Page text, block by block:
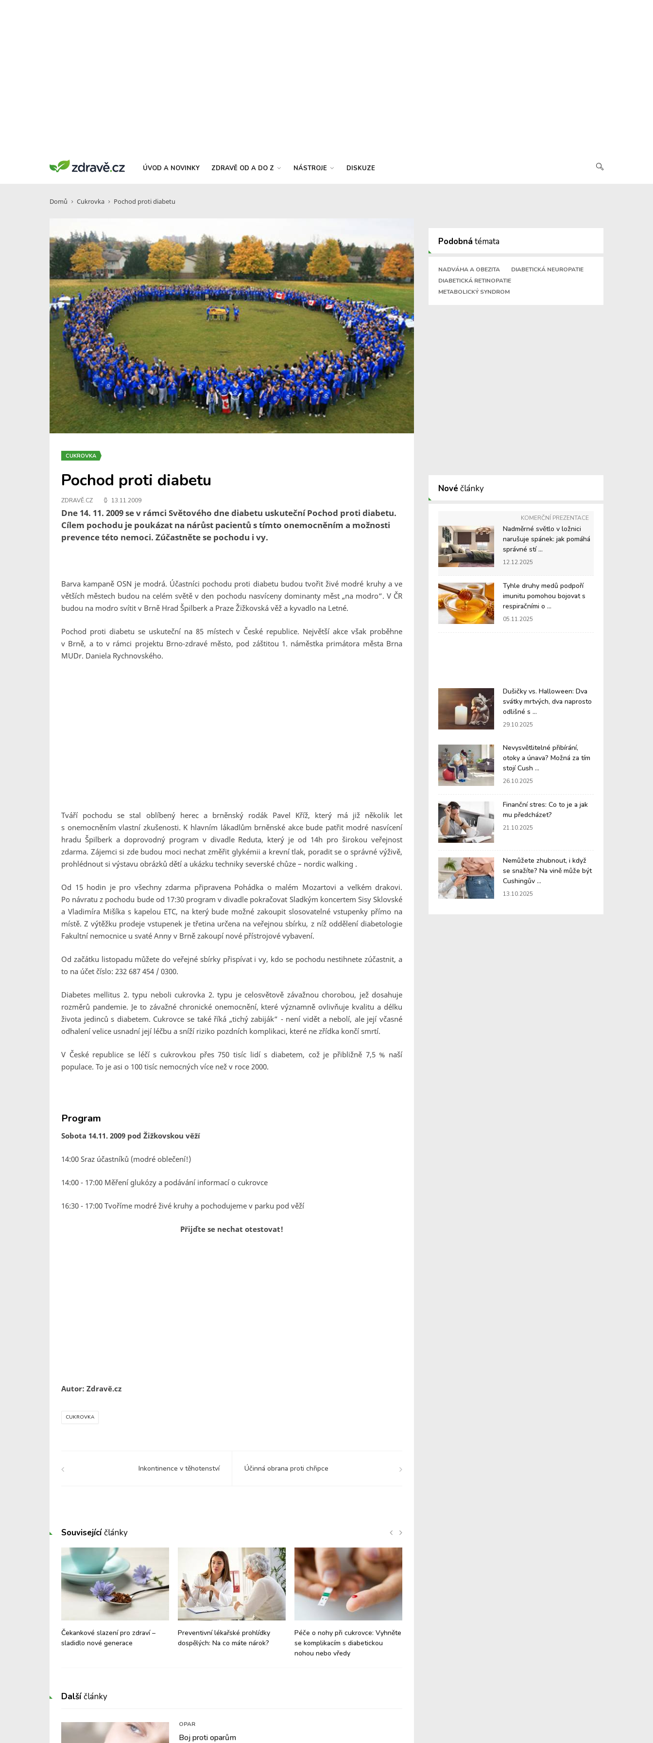
ÚVOD A NOVINKY ZDRAVĚ OD A DO Z NÁSTROJE DISKUZE
Domů Cukrovka Pochod proti diabetu
CUKROVKA
Pochod proti diabetu
ZDRAVĚ.CZ 13.11.2009
Dne 14. 11. 2009 se v rámci Světového dne diabetu uskuteční Pochod proti diabetu.
Cílem pochodu je poukázat na nárůst pacientů s tímto onemocněním a možnosti
prevence této nemoci. Zúčastněte se pochodu i vy.
Barva kampaně OSN je modrá. Účastníci pochodu proti diabetu budou tvořit živé modré kruhy a ve
větších městech budou na celém světě v den pochodu nasvíceny dominanty měst „na modro“. V ČR
budou na modro svítit v Brně Hrad Špilberk a Praze Žižkovská věž a kyvadlo na Letné.
Pochod proti diabetu se uskuteční na 85 místech v České republice. Největší akce však proběhne
v Brně, a to v rámci projektu Brno-zdravé město, pod záštitou 1. náměstka primátora města Brna
MUDr. Daniela Rychnovského.
Tváří pochodu se stal oblíbený herec a brněnský rodák Pavel Kříž, který má již několik let
s onemocněním vlastní zkušenosti. K hlavním lákadlům brněnské akce bude patřit modré nasvícení
hradu Špilberk a doprovodný program v divadle Reduta, který je od 14h pro širokou veřejnost
zdarma. Zájemci si zde budou moci nechat změřit glykémii a krevní tlak, poradit se o správné výživě,
prohlédnout si výstavu obrázků dětí a ukázku techniky severské chůze – nordic walking .
Od 15 hodin je pro všechny zdarma připravena Pohádka o malém Mozartovi a velkém drakovi.
Po návratu z pochodu bude od 17:30 program v divadle pokračovat Sladkým koncertem Sisy Sklovské
a Vladimíra Mišíka s kapelou ETC, na který bude možné zakoupit slosovatelné vstupenky přímo na
místě. Z výtěžku prodeje vstupenek je třetina určena na veřejnou sbírku, z níž oddělení diabetologie
Fakultní nemocnice u svaté Anny v Brně zakoupí nové přístrojové vybavení.
Od začátku listopadu můžete do veřejné sbírky přispívat i vy, kdo se pochodu nestihnete zúčastnit, a
to na účet číslo: 232 687 454 / 0300.
Diabetes mellitus 2. typu neboli cukrovka 2. typu je celosvětově závažnou chorobou, jež dosahuje
rozměrů pandemie. Je to závažné chronické onemocnění, které významně ovlivňuje kvalitu a délku
života jedinců s diabetem. Cukrovce se také říká „tichý zabiják“ - není vidět a nebolí, ale její včasné
odhalení velice usnadní její léčbu a sníží riziko pozdních komplikaci, které ne zřídka končí smrtí.
V České republice se léčí s cukrovkou přes 750 tisíc lidí s diabetem, což je přibližně 7,5 % naší
populace. To je asi o 100 tisíc nemocných více než v roce 2000.
Program
Sobota 14.11. 2009 pod Žižkovskou věží
14:00 Sraz účastníků (modré oblečení!)
14:00 - 17:00 Měření glukózy a podávání informací o cukrovce
16:30 - 17:00 Tvoříme modré živé kruhy a pochodujeme v parku pod věží
Přijďte se nechat otestovat!
Autor: Zdravě.cz
CUKROVKA
Inkontinence v těhotenství Účinná obrana proti chřipce
Podobná témata
NADVÁHA A OBEZITA
DIABETICKÁ NEUROPATIE
DIABETICKÁ RETINOPATIE
METABOLICKÝ SYNDROM
Nové články
KOMERČNÍ PREZENTACE
Nadměrné světlo v ložnici
narušuje spánek: jak pomáhá
správné stí ...
12.12.2025
Tyhle druhy medů podpoří
imunitu pomohou bojovat s
respiračními o ...
05.11.2025
Dušičky vs. Halloween: Dva
svátky mrtvých, dva naprosto
odlišné s ...
29.10.2025
Nevysvětlitelné přibírání,
otoky a únava? Možná za tím
stojí Cush ...
26.10.2025
Finanční stres: Co to je a jak
mu předcházet?
21.10.2025
Nemůžete zhubnout, i když
se snažíte? Na vině může být
Cushingův ...
13.10.2025
Souvisejícíčlánky
Čekankové slazení pro zdraví –
sladidlo nové generace
Preventivní lékařské prohlídky
dospělých: Na co máte nárok?
Péče o nohy při cukrovce: Vyhněte
se komplikacím s diabetickou
nohou nebo vředy
Dalšíčlánky
OPAR
Boj proti oparům